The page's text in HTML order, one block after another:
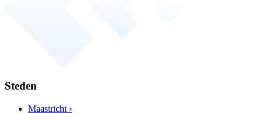
Steden
Maastricht ›